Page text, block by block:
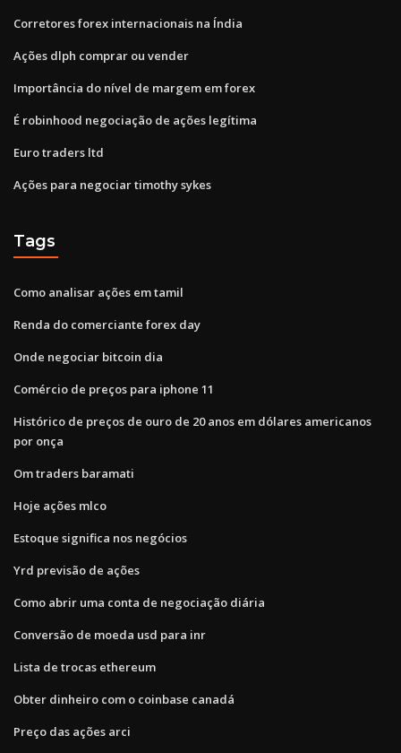
Corretores forex internacionais na Índia
Ações dlph comprar ou vender
Importância do nível de margem em forex
É robinhood negociação de ações legítima
Euro traders ltd
Ações para negociar timothy sykes
Tags
Como analisar ações em tamil
Renda do comerciante forex day
Onde negociar bitcoin dia
Comércio de preços para iphone 11
Histórico de preços de ouro de 20 anos em dólares americanos
por onça
Om traders baramati
Hoje ações mlco
Estoque significa nos negócios
Yrd previsão de ações
Como abrir uma conta de negociação diária
Conversão de moeda usd para inr
Lista de trocas ethereum
Obter dinheiro com o coinbase canadá
Preço das ações arci